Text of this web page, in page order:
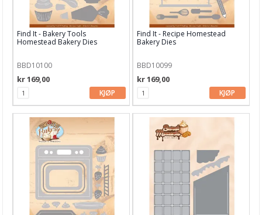
Kreative sett
Scrapbooking & lommescrapping
Planners & kalender
Art Journaling & Mixed Media
Vokssegl & tilbehør
Lim & Verktøy
Barnehobby
Bånd, Blonder & Tekstil
Garn & Tilbehør
Gips, støp, form
Find It - Bakery Tools
Homestead Bakery Dies
BBD10100
kr 169,00
KJØP
Find It - Recipe Homestead
Bakery Dies
BBD10099
kr 169,00
KJØP